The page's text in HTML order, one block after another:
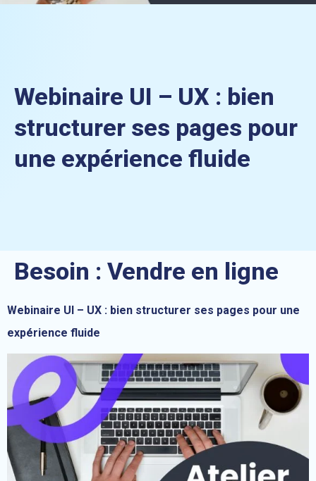
Webinaire UI – UX : bien
structurer ses pages pour
une expérience fluide
Besoin : Vendre en ligne
Webinaire UI – UX : bien structurer ses pages pour une
expérience fluide